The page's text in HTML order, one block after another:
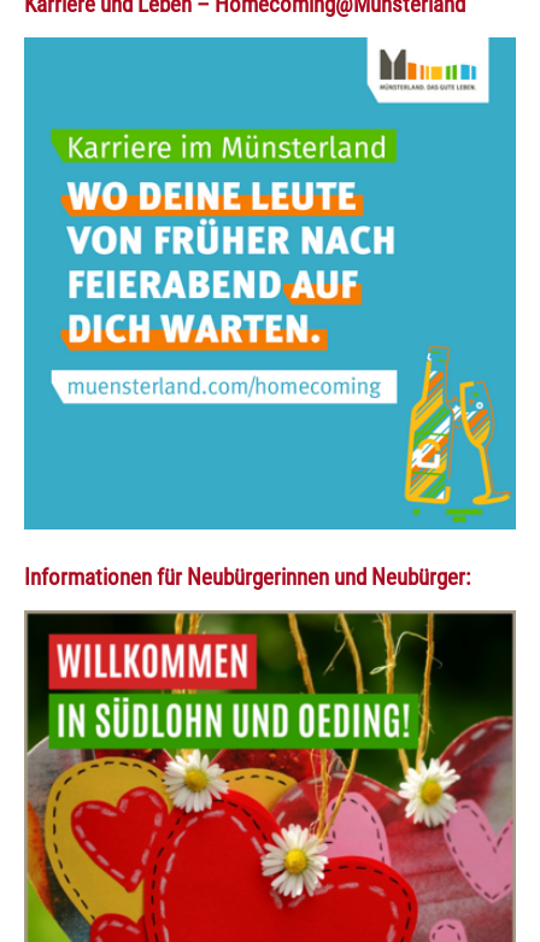
Informationen für Neubürgerinnen und Neubürger: